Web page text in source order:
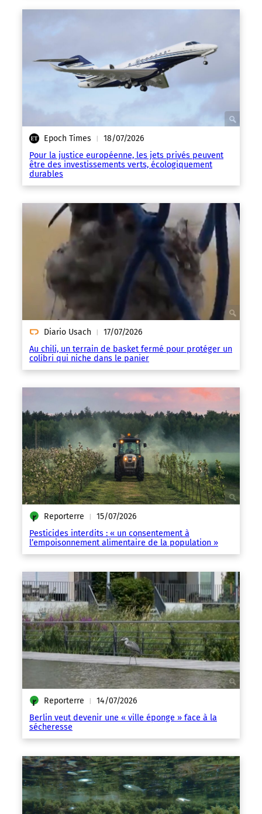
Epoch Times | 18/07/2026
Pour la justice européenne, les jets privés peuvent
être des investissements verts, écologiquement
durables
Diario Usach | 17/07/2026
Au chili, un terrain de basket fermé pour protéger un
colibri qui niche dans le panier
Reporterre | 15/07/2026
Pesticides interdits : « un consentement à
l’empoisonnement alimentaire de la population »
Reporterre | 14/07/2026
Berlin veut devenir une « ville éponge » face à la
sécheresse